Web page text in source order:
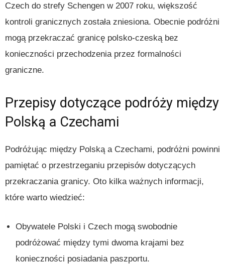
Czech do strefy Schengen w 2007 roku, większość
kontroli granicznych została zniesiona. Obecnie podróżni
mogą przekraczać granicę polsko-czeską bez
konieczności przechodzenia przez formalności
graniczne.
Przepisy dotyczące podróży między
Polską a Czechami
Podróżując między Polską a Czechami, podróżni powinni
pamiętać o przestrzeganiu przepisów dotyczących
przekraczania granicy. Oto kilka ważnych informacji,
które warto wiedzieć:
Obywatele Polski i Czech mogą swobodnie
podróżować między tymi dwoma krajami bez
konieczności posiadania paszportu.